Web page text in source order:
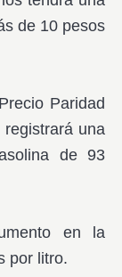
de 10 pesos
Paridad
una
de 93
en la
por litro.